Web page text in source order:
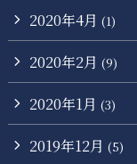
2020年4月 (1)
2020年2月 (9)
2020年1月 (3)
2019年12月 (5)